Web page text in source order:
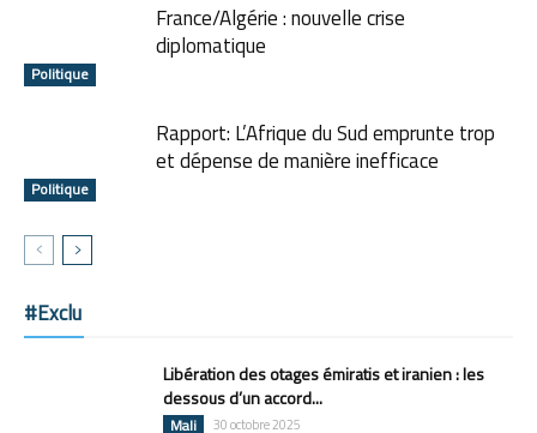
Politique
France/Algérie : nouvelle crise
diplomatique
Politique
Rapport: L’Afrique du Sud emprunte trop
et dépense de manière inefficace
#Exclu
Libération des otages émiratis et iranien : les
dessous d’un accord...
Mali 30 octobre 2025